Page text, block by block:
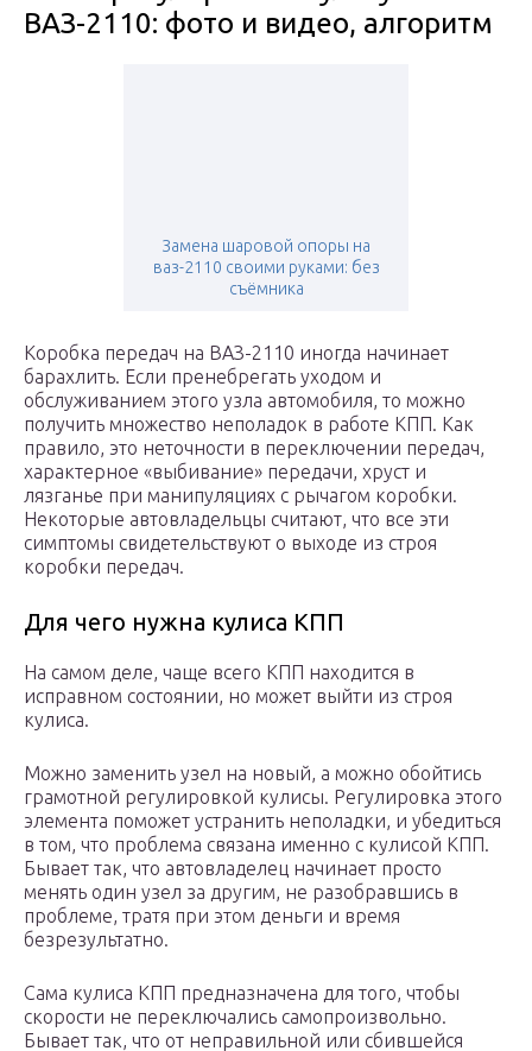
ВАЗ-2110: фото и видео, алгоритм
Замена шаровой опоры на
ваз-2110 своими руками: без
съёмника
Коробка передач на ВАЗ-2110 иногда начинает
барахлить. Если пренебрегать уходом и
обслуживанием этого узла автомобиля, то можно
получить множество неполадок в работе КПП. Как
правило, это неточности в переключении передач,
характерное «выбивание» передачи, хруст и
лязганье при манипуляциях с рычагом коробки.
Некоторые автовладельцы считают, что все эти
симптомы свидетельствуют о выходе из строя
коробки передач.
Для чего нужна кулиса КПП
На самом деле, чаще всего КПП находится в
исправном состоянии, но может выйти из строя
кулиса.
Можно заменить узел на новый, а можно обойтись
грамотной регулировкой кулисы. Регулировка этого
элемента поможет устранить неполадки, и убедиться
в том, что проблема связана именно с кулисой КПП.
Бывает так, что автовладелец начинает просто
менять один узел за другим, не разобравшись в
проблеме, тратя при этом деньги и время
безрезультатно.
Сама кулиса КПП предназначена для того, чтобы
скорости не переключались самопроизвольно.
Бывает так, что от неправильной или сбившейся